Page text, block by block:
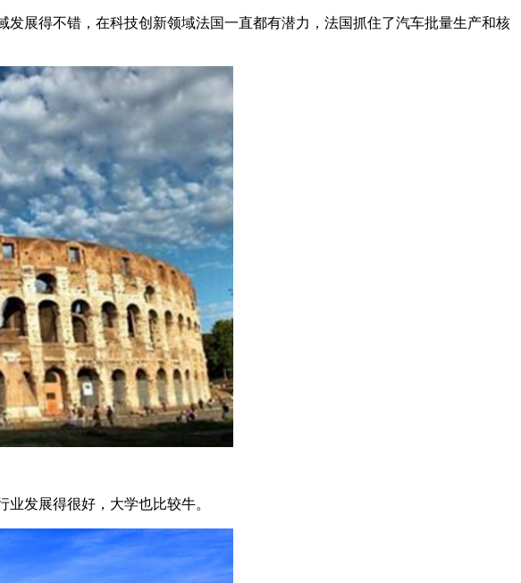
展得不错，在科技创新领域法国一直都有潜力，法国抓住了汽车批量生产和核
发展得很好，大学也比较牛。